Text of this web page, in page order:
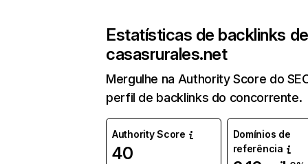
Estatísticas de backlinks de
casasrurales.net
Mergulhe na Authority Score do
perfil de backlinks do concorrente.
Authority Score
40
Domínios de
referência